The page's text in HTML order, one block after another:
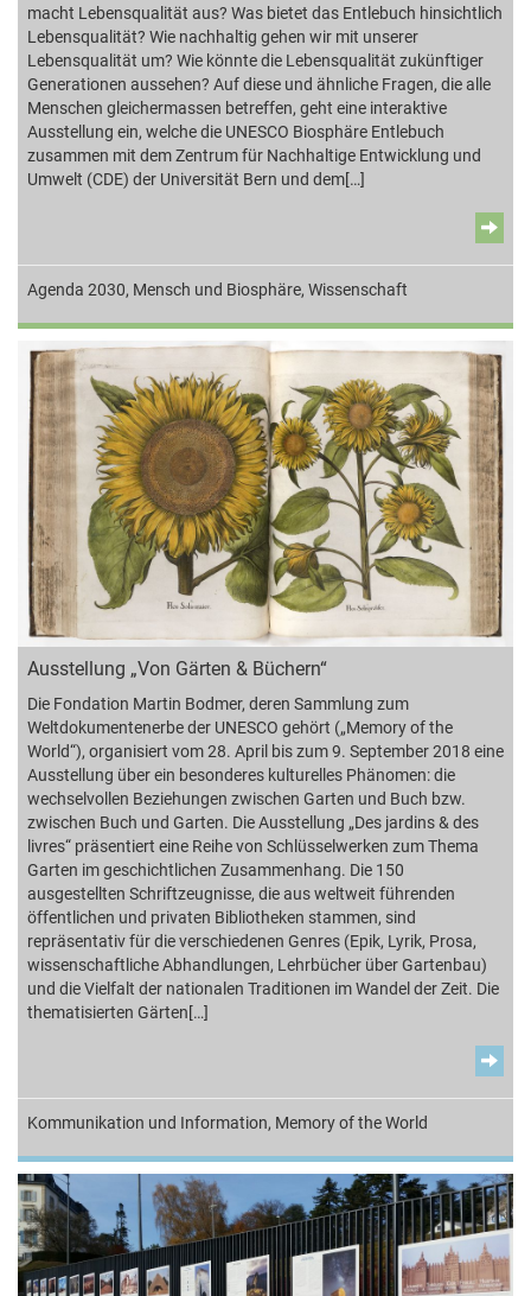
macht Lebensqualität aus? Was bietet das Entlebuch hinsichtlich
Lebensqualität? Wie nachhaltig gehen wir mit unserer
Lebensqualität um? Wie könnte die Lebensqualität zukünftiger
Generationen aussehen? Auf diese und ähnliche Fragen, die alle
Menschen gleichermassen betreffen, geht eine interaktive
Ausstellung ein, welche die UNESCO Biosphäre Entlebuch
zusammen mit dem Zentrum für Nachhaltige Entwicklung und
Umwelt (CDE) der Universität Bern und dem[…]
Agenda 2030, Mensch und Biosphäre, Wissenschaft
Ausstellung „Von Gärten & Büchern“
Die Fondation Martin Bodmer, deren Sammlung zum
Weltdokumentenerbe der UNESCO gehört („Memory of the
World“), organisiert vom 28. April bis zum 9. September 2018 eine
Ausstellung über ein besonderes kulturelles Phänomen: die
wechselvollen Beziehungen zwischen Garten und Buch bzw.
zwischen Buch und Garten. Die Ausstellung „Des jardins & des
livres“ präsentiert eine Reihe von Schlüsselwerken zum Thema
Garten im geschichtlichen Zusammenhang. Die 150
ausgestellten Schriftzeugnisse, die aus weltweit führenden
öffentlichen und privaten Bibliotheken stammen, sind
repräsentativ für die verschiedenen Genres (Epik, Lyrik, Prosa,
wissenschaftliche Abhandlungen, Lehrbücher über Gartenbau)
und die Vielfalt der nationalen Traditionen im Wandel der Zeit. Die
thematisierten Gärten[…]
Kommunikation und Information, Memory of the World